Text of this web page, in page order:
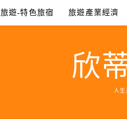
旅遊-特色旅宿 旅遊產業經濟
欣
人